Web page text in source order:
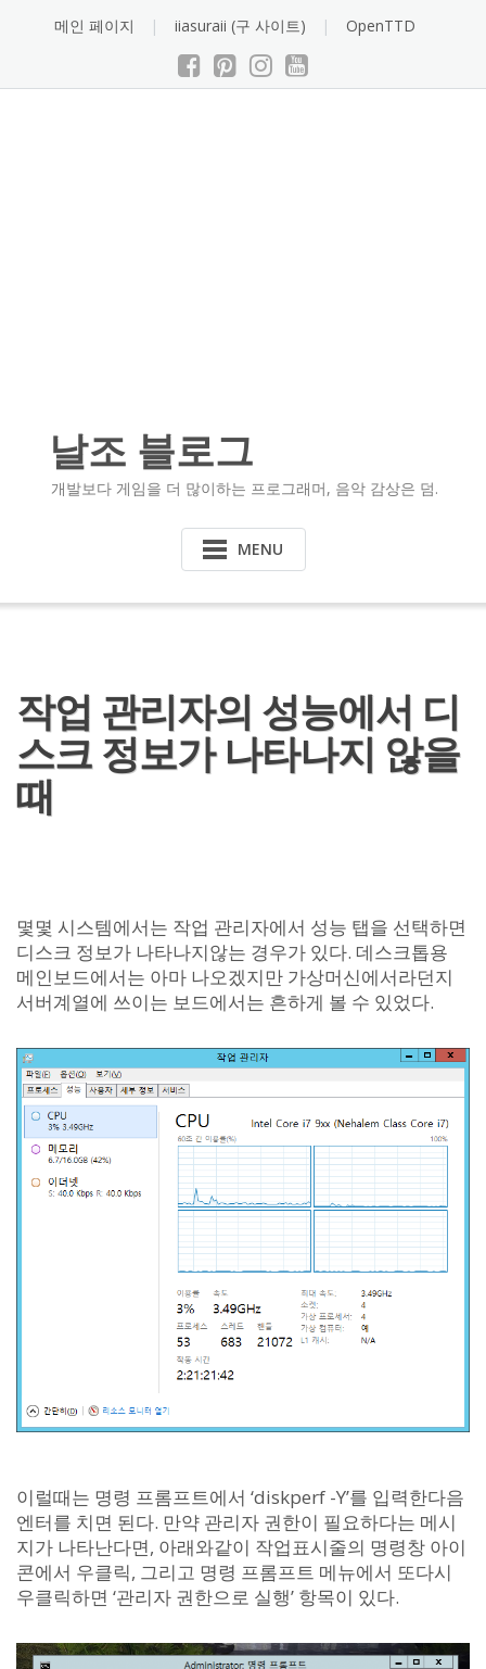
메인 페이지 iiasuraii (구 사이트) OpenTTD
날조 블로그
개발보다 게임을 더 많이하는 프로그래머, 음악 감상은 덤.
MENU
작업 관리자의 성능에서 디
스크 정보가 나타나지 않을
때
몇몇 시스템에서는 작업 관리자에서 성능 탭을 선택하면
디스크 정보가 나타나지않는 경우가 있다. 데스크톱용
메인보드에서는 아마 나오겠지만 가상머신에서라던지
서버계열에 쓰이는 보드에서는 흔하게 볼 수 있었다.
이럴때는 명령 프롬프트에서 ‘diskperf -Y’를 입력한다음
엔터를 치면 된다. 만약 관리자 권한이 필요하다는 메시
지가 나타난다면, 아래와같이 작업표시줄의 명령창 아이
콘에서 우클릭, 그리고 명령 프롬프트 메뉴에서 또다시
우클릭하면 ‘관리자 권한으로 실행’ 항목이 있다.